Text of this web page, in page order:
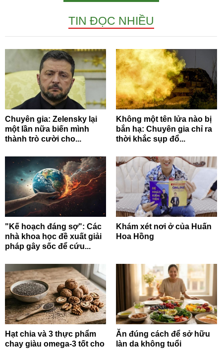
TIN ĐỌC NHIỀU
Chuyên gia: Zelensky lại
một lần nữa biến mình
thành trò cười cho...
Không một tên lửa nào bị
bắn hạ: Chuyên gia chỉ ra
thời khắc sụp đổ...
"Kế hoạch đáng sợ": Các
nhà khoa học đề xuất giải
pháp gây sốc để cứu...
Khám xét nơi ở của Huấn
Hoa Hồng
Hạt chia và 3 thực phẩm
chay giàu omega-3 tốt cho
Ăn đúng cách để sở hữu
làn da không tuổi